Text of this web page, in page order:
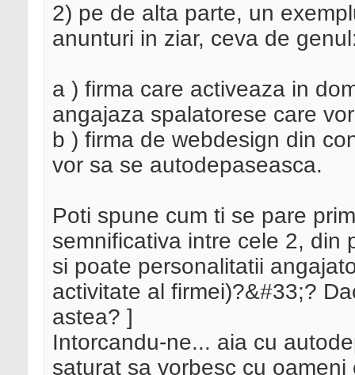
2) pe de alta parte, un
anunturi in ziar, ceva de
a ) firma care activeaza in
angajaza spalatorese care
b ) firma de webdesign din
vor sa se autodepaseasca.
Poti spune cum ti se pare
semnificativa intre cele 2, din
si poate personalitatii
activitate al firmei)?&#33;?
astea? ]
Intorcandu-ne... aia cu
saturat sa vorbesc cu